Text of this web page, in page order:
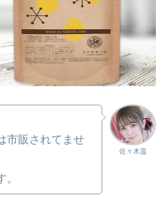
佐々木遥
市販されてませ